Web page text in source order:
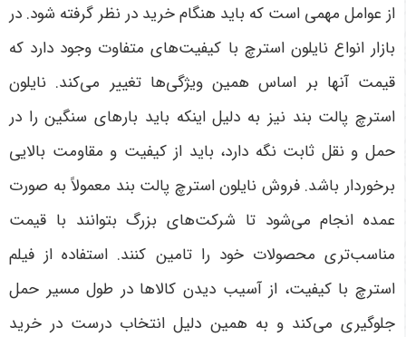
از عوامل مهمی است که باید هنگام خرید در نظر گرفته شود. در
بازار انواع نایلون استرچ با کیفیت‌های متفاوت وجود دارد که
قیمت آنها بر اساس همین ویژگی‌ها تغییر می‌کند. نایلون
استرچ پالت بند نیز به دلیل اینکه باید بارهای سنگین را در
حمل و نقل ثابت نگه دارد، باید از کیفیت و مقاومت بالایی
برخوردار باشد. فروش نایلون استرچ پالت بند معمولاً به صورت
عمده انجام می‌شود تا شرکت‌های بزرگ بتوانند با قیمت
مناسب‌تری محصولات خود را تامین کنند. استفاده از فیلم
استرچ با کیفیت، از آسیب دیدن کالاها در طول مسیر حمل
جلوگیری می‌کند و به همین دلیل انتخاب درست در خرید